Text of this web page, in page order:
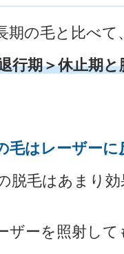
期の毛と比べ
行期＞休止期
毛はレーザー
脱毛はあまり
ザーを照射し